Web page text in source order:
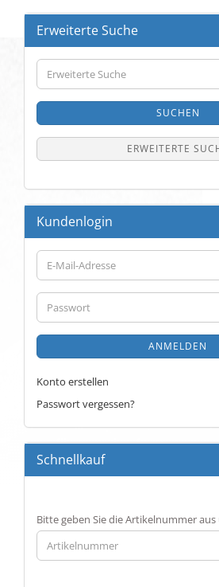
Erweiterte Suche
Erweiterte
Suche
SUCHEN
ERWEITERTE
Kundenlogin
E-
Mail-
Adresse
Passwort
ANMELDEN
Konto erstellen
Passwort vergessen?
Schnellkauf
BITTE
GEBEN
SIE
DIE
Bitte geben Sie die Artikelnummer